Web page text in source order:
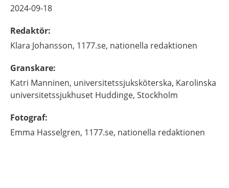
2024-09-18
Redaktör:
Klara Johansson, 1177.se, nationella redaktionen
Granskare:
Katri Manninen, universitetssjuksköterska, Karolinska
universitetssjukhuset Huddinge, Stockholm
Fotograf:
Emma Hasselgren, 1177.se, nationella redaktionen